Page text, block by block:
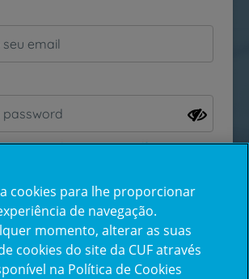
se da sua password?
Inicie sessão com a Apple
cookies para lhe proporcionar
de navegação.
momento, alterar as suas
cookies do site da CUF através
na Política de Cookies